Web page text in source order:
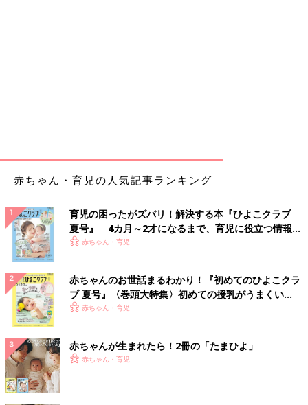
「初めてのひよこクラブ夏号」の巻頭大特集「母乳・ミルク・混
や飲み方の変化の見通し、母乳・ミルクの飲ませ方の基本、授乳
のトラブル解消法など、おさえておきたい授乳の基本を紹介して
います。ぜひご覧ください！
保健師・助産師・看護師。病院勤務を経て、地域で新生児訪問、
乳児健診、母乳沐浴訪問に携わる。育良クリニックで母乳外来を
担当しながら出張専門助産師として活躍したのち、せるか助
（東京都港区）を開院。
監修／中村真奈美先生 撮影／中田陽子［マエティコ］ スタイ
リング／殿村美咲 取材・文／高本亜紀、ひよこクラブ編集部
赤ちゃん・育児の人気記事ランキング
育児の困ったがズバリ！解決する本『ひよこクラブ
夏号』 4カ月～2才になるまで、育児に役立つ情報が
いっぱい！
赤ちゃん・育児
赤ちゃんのお世話まるわかり！『初めてのひよこクラ
ブ 夏号』〈巻頭大特集〉初めての授乳がうまくい
く！ おっぱい・ミルクの基本と夏のトラブル 解決テ
赤ちゃん・育児
赤ちゃんが生まれたら！2冊の「たまひよ」
赤ちゃん・育児